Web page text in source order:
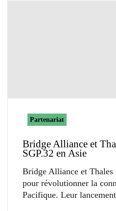
Partenariat
Bridge Alliance et
SGP.32 en Asie
Bridge Alliance et Thales
pour révolutionner la
Pacifique. Leur lancement